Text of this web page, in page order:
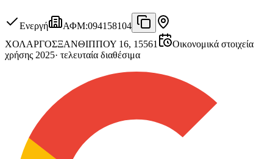
Ενεργή ΑΦΜ:094158104
ΧΟΛΑΡΓΟΣΞΑΝΘΙΠΠΟΥ 16, 15561
Οικονομικά στοιχεία
χρήσης 2025· τελευταία διαθέσιμα